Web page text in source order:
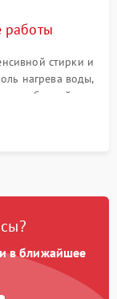
работы
стирки и
нагрева воды,
вибраций,
в ближайшее